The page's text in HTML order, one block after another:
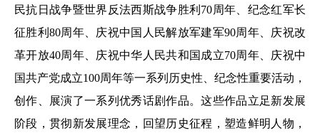
民抗日战争暨世界反法西斯战争胜利70周年、纪念红军长
征胜利80周年、庆祝中国人民解放军建军90周年、庆祝改
革开放40周年、庆祝中华人民共和国成立70周年、庆祝中
国共产党成立100周年等一系列历史性、纪念性重要活动，
创作、展演了一系列优秀话剧作品。这些作品立足新发展
阶段，贯彻新发展理念，回望历史征程，塑造鲜明人物，